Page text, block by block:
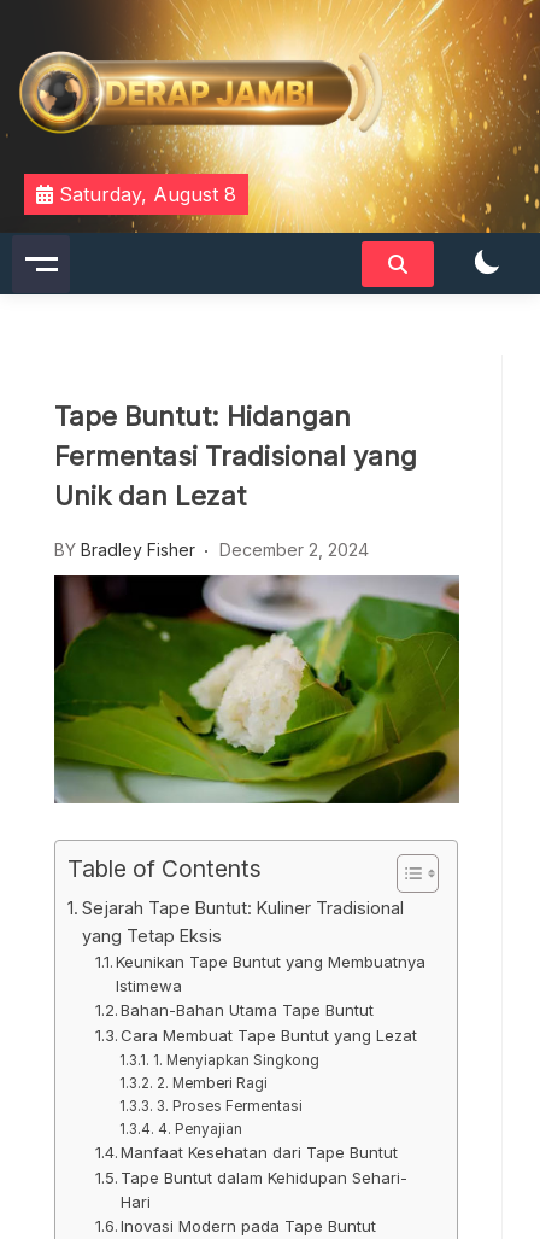
content
DERAPJAMBI
Saturday, August 8
Tape Buntut: Hidangan
Fermentasi Tradisional yang
Unik dan Lezat
BY Bradley Fisher December 2, 2024
Table of Contents
Sejarah Tape Buntut: Kuliner Tradisional
yang Tetap Eksis
Keunikan Tape Buntut yang Membuatnya
Istimewa
Bahan-Bahan Utama Tape Buntut
Cara Membuat Tape Buntut yang Lezat
1. Menyiapkan Singkong
2. Memberi Ragi
3. Proses Fermentasi
4. Penyajian
Manfaat Kesehatan dari Tape Buntut
Tape Buntut dalam Kehidupan Sehari-
Hari
Inovasi Modern pada Tape Buntut